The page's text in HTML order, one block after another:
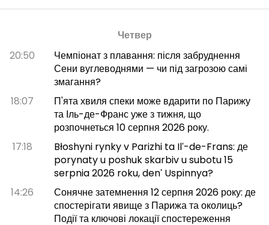
Четвер
20:50
Чемпіонат з плавання: після забруднення
Сени вуглеводнями — чи під загрозою самі
змагання?
18:07
П'ята хвиля спеки може вдарити по Парижу
та Іль-де-Франс уже з тижня, що
розпочнеться 10 серпня 2026 року.
17:18
Błoshyni rynky v Parizhi ta Ilʹ-de-Frans: де
porynaty u poshuk skarbiv u subotu 15
serpnia 2026 roku, denʹ Uspinnya?
14:26
Сонячне затемнення 12 серпня 2026 року: де
спостерігати явище з Парижа та околиць?
Події та ключові локації спостереження